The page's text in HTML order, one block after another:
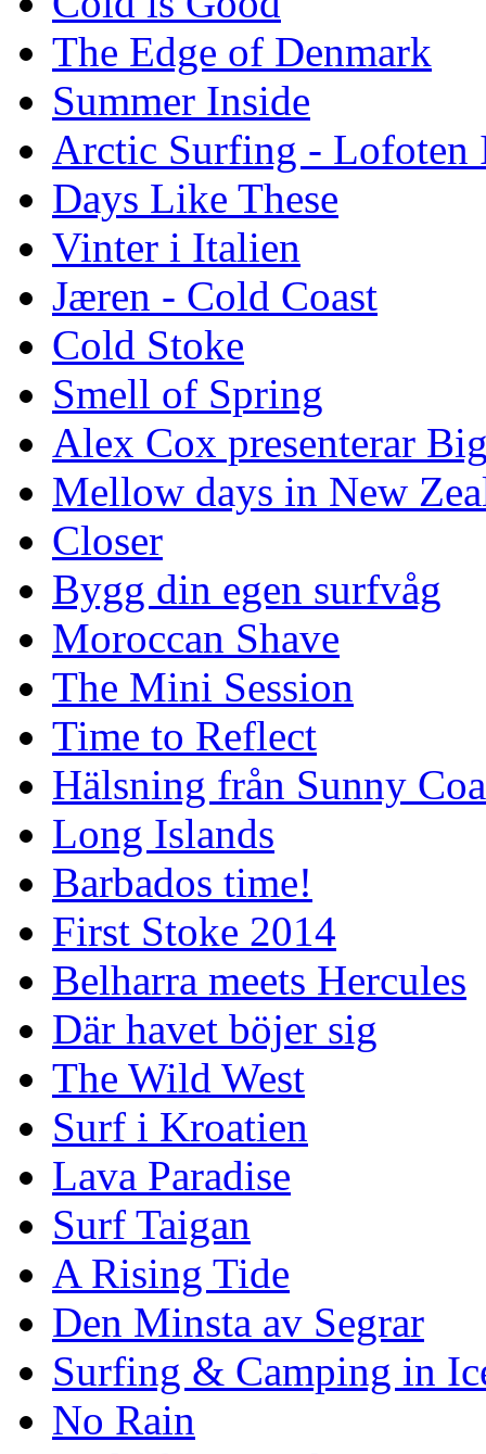
The Edge of Denmark
Summer Inside
Arctic Surfing - Lofoten
Days Like These
Vinter i Italien
Jæren - Cold Coast
Cold Stoke
Smell of Spring
Alex Cox presenterar
Mellow days in New
Closer
Bygg din egen surfvåg
Moroccan Shave
The Mini Session
Time to Reflect
Hälsning från Sunny
Long Islands
Barbados time!
First Stoke 2014
Belharra meets Hercules
Där havet böjer sig
The Wild West
Surf i Kroatien
Lava Paradise
Surf Taigan
A Rising Tide
Den Minsta av Segrar
Surfing & Camping in
No Rain